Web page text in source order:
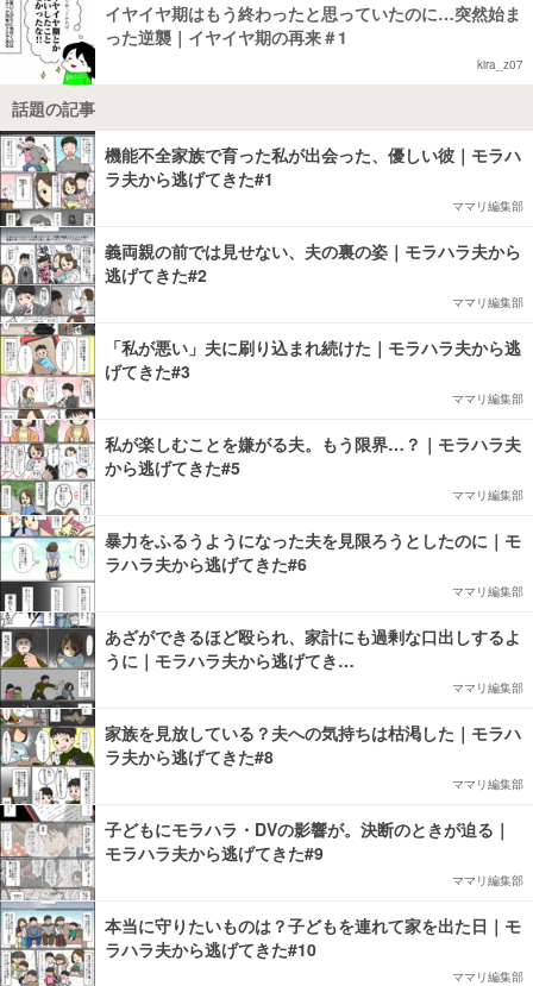
イヤイヤ期はもう終わったと思っていたのに…突然始ま
った逆襲｜イヤイヤ期の再来＃1
kira_z07
話題の記事
機能不全家族で育った私が出会った、優しい彼｜モラハ
ラ夫から逃げてきた#1
ママリ編集部
義両親の前では見せない、夫の裏の姿｜モラハラ夫から
逃げてきた#2
ママリ編集部
「私が悪い」夫に刷り込まれ続けた｜モラハラ夫から逃
げてきた#3
ママリ編集部
私が楽しむことを嫌がる夫。もう限界…？｜モラハラ夫
から逃げてきた#5
ママリ編集部
暴力をふるうようになった夫を見限ろうとしたのに｜モ
ラハラ夫から逃げてきた#6
ママリ編集部
あざができるほど殴られ、家計にも過剰な口出しするよ
うに｜モラハラ夫から逃げてき…
ママリ編集部
家族を見放している？夫への気持ちは枯渇した｜モラハ
ラ夫から逃げてきた#8
ママリ編集部
子どもにモラハラ・DVの影響が。決断のときが迫る｜
モラハラ夫から逃げてきた#9
ママリ編集部
本当に守りたいものは？子どもを連れて家を出た日｜モ
ラハラ夫から逃げてきた#10
ママリ編集部